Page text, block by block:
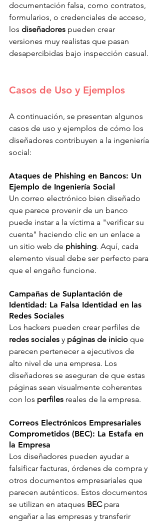
documentación falsa, como contratos,
formularios, o credenciales de acceso,
los diseñadores pueden crear
versiones muy realistas que pasan
desapercibidas bajo inspección casual.
Casos de Uso y Ejemplos
A continuación, se presentan algunos
casos de uso y ejemplos de cómo los
diseñadores contribuyen a la ingeniería
social:
Ataques de Phishing en Bancos: Un
Ejemplo de Ingeniería Social
Un correo electrónico bien diseñado
que parece provenir de un banco
puede instar a la víctima a "verificar su
cuenta" haciendo clic en un enlace a
un sitio web de phishing. Aquí, cada
elemento visual debe ser perfecto para
que el engaño funcione.
Campañas de Suplantación de
Identidad: La Falsa Identidad en las
Redes Sociales
Los hackers pueden crear perfiles de
redes sociales y páginas de inicio que
parecen pertenecer a ejecutivos de
alto nivel de una empresa. Los
diseñadores se aseguran de que estas
páginas sean visualmente coherentes
con los perfiles reales de la empresa.
Correos Electrónicos Empresariales
Comprometidos (BEC): La Estafa en
la Empresa
Los diseñadores pueden ayudar a
falsificar facturas, órdenes de compra y
otros documentos empresariales que
parecen auténticos. Estos documentos
se utilizan en ataques BEC para
engañar a las empresas y transferir